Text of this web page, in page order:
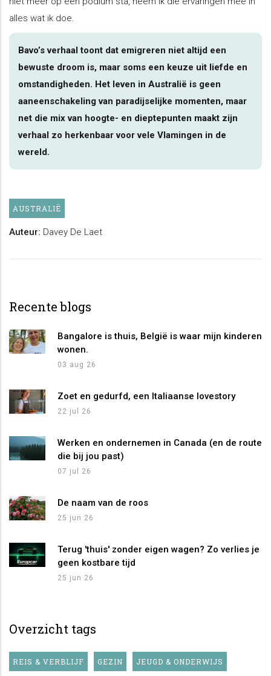
alles wat ik doe.
Bavo’s verhaal toont dat emigreren niet altijd een
bewuste droom is, maar soms een keuze uit liefde en
omstandigheden. Het leven in Australië is geen
aaneenschakeling van paradijselijke momenten, maar
net die mix van hoogte- en dieptepunten maakt zijn
verhaal zo herkenbaar voor vele Vlamingen in de
wereld.
AUSTRALIË
Auteur: Davey De Laet
Recente blogs
Bangalore is thuis, België is waar mijn kinderen
wonen.
03 aug 26
Zoet en gedurfd, een Italiaanse lovestory
22 jul 26
Werken en ondernemen in Canada (en de route
die bij jou past)
07 jul 26
De naam van de roos
25 jun 26
Terug 'thuis' zonder eigen wagen? Zo verlies je
geen kostbare tijd
25 jun 26
Overzicht tags
REIS & VERBLIJF GEZIN JEUGD & ONDERWIJS